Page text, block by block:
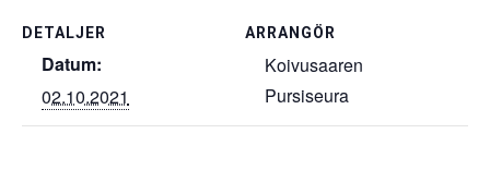
DETALJER
Datum:
02.10.2021
ARRANGÖR
Koivusaaren
Pursiseura